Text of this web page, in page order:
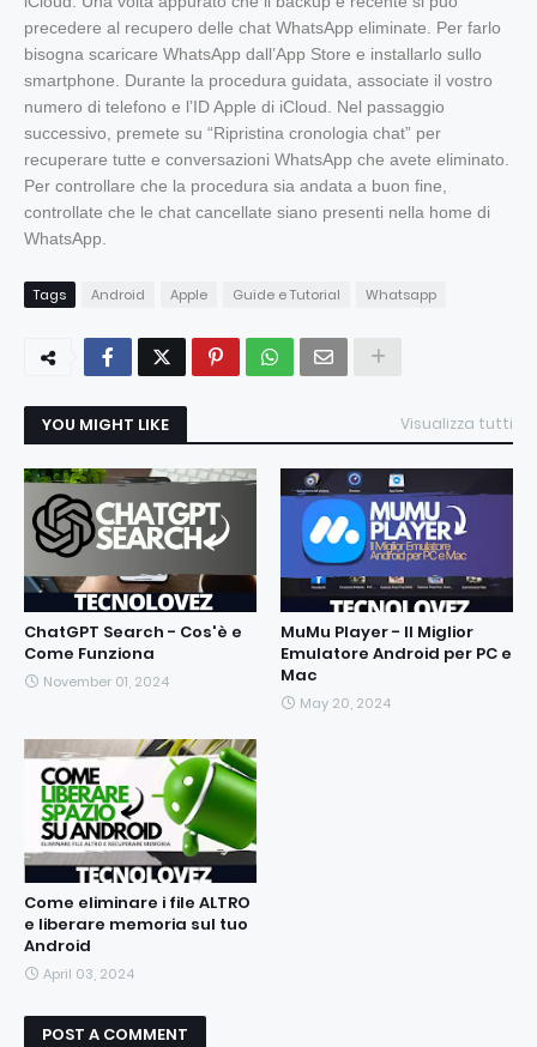
precedere al recupero delle chat WhatsApp eliminate. Per farlo
bisogna scaricare WhatsApp dall’App Store e installarlo sullo
smartphone. Durante la procedura guidata, associate il vostro
numero di telefono e l’ID Apple di iCloud. Nel passaggio
successivo, premete su “Ripristina cronologia chat” per
recuperare tutte e conversazioni WhatsApp che avete eliminato.
Per controllare che la procedura sia andata a buon fine,
controllate che le chat cancellate siano presenti nella home di
WhatsApp.
Tags Android Apple Guide e Tutorial Whatsapp
YOU MIGHT LIKE Visualizza tutti
ChatGPT Search - Cos'è e
Come Funziona
November 01, 2024
MuMu Player - Il Miglior
Emulatore Android per PC e
Mac
May 20, 2024
Come eliminare i file ALTRO
e liberare memoria sul tuo
Android
April 03, 2024
POST A COMMENT